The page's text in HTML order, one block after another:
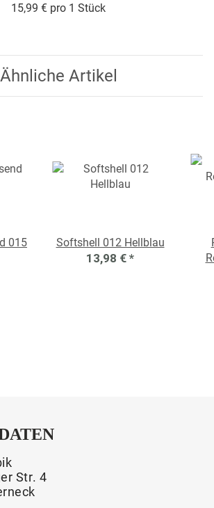
15,99 € pro 1 Stück
Ähnliche Artikel
015
Softshell 012 Hellblau
13,98 € *
Str. 4